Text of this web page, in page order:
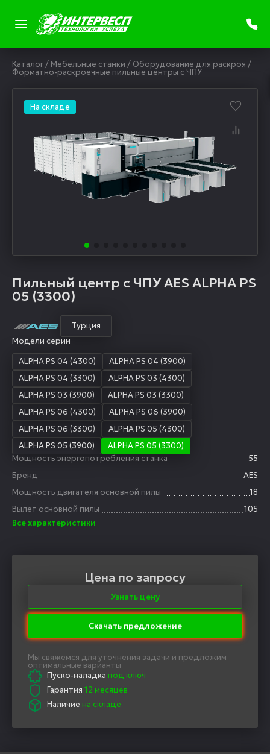
Каталог/ Мебельные станки / Оборудование для раскроя /
Форматно-раскроечные пильные центры с ЧПУ
На складе
Пильный центр с ЧПУ AES ALPHA PS
05 (3300)
Турция
Модели серии
ALPHA PS 04 (4300)
ALPHA PS 04 (3900)
ALPHA PS 04 (3300)
ALPHA PS 03 (4300)
ALPHA PS 03 (3900)
ALPHA PS 03 (3300)
ALPHA PS 06 (4300)
ALPHA PS 06 (3900)
ALPHA PS 06 (3300)
ALPHA PS 05 (4300)
ALPHA PS 05 (3900)
ALPHA PS 05 (3300)
Мощность энергопотребления станка
55
Бренд
AES
Мощность двигателя основной пилы
18
Вылет основной пилы
105
Все характеристики
Цена по запросу
Узнать цену
Скачать предложение
Мы свяжемся для уточнения задачи и предложим
оптимальные варианты
Пуско-наладка под ключ
Гарантия 12 месяцев
Наличие на складе